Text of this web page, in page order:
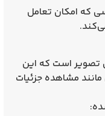
که امکان تعامل
تصویر است که این
مشاهده جزئیات
: